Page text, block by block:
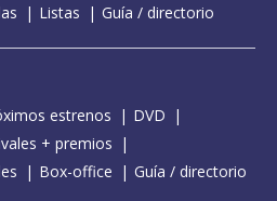
Listas Guía / directorio
estrenos
DVD
+ premios
Box-office Guía / directorio